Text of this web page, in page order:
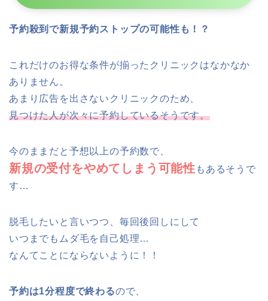
予約殺到で新規予約ストップの可能性も！？
これだけのお得な条件が揃ったクリニックはなかなか
ありません。
あまり広告を出さないクリニックのため、
見つけた人が次々に予約しているそうです。
今のままだと予想以上の予約数で、
新規の受付をやめてしまう可能性 もあるそうで
す…
脱毛したいと言いつつ、毎回後回しにして
いつまでもムダ毛を自己処理…
なんてことにならないように！！
予約は1分程度で終わるので、